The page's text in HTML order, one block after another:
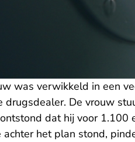
was verwikkeld in een
drugsdealer. De vrouw
dat hij voor 1.100
achter het plan stond,